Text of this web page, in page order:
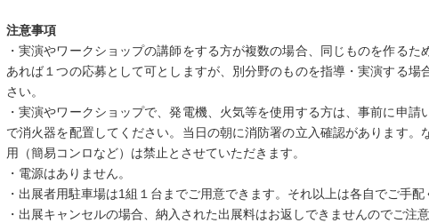
注意事項
・実演やワークショップの講師をする方が複数の場合、同じものを作るた
あれば１つの応募として可としますが、別分野のものを指導・実演する場
さい。
・実演やワークショップで、発電機、火気等を使用する方は、事前に申請
で消火器を配置してください。当日の朝に消防署の立入確認があります。
用（簡易コンロなど）は禁止とさせていただきます。
・電源はありません。
・出展者用駐車場は1組１台までご用意できます。それ以上は各自でご手配
・出展キャンセルの場合、納入された出展料はお返しできませんのでご注意